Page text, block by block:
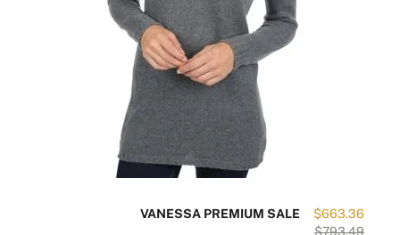
$663.36
$793.49
VANESSA PREMIUM SALE